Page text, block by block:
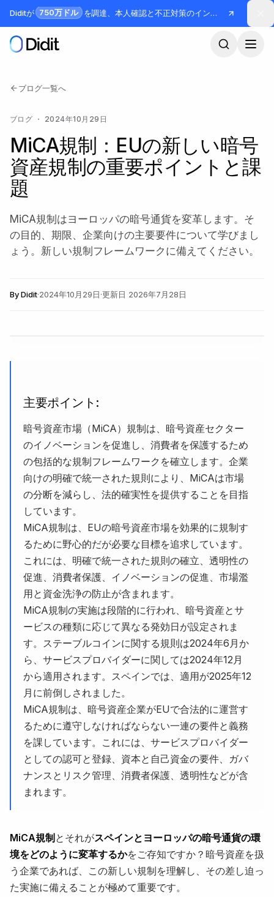
メインコンテンツへスキップ
Diditが 750万ドル を調達、本人確認と不正対策のインフラを構築
ブログ一覧へ
ブログ ・ 2024年10月29日
MiCA規制：EUの新しい暗号
資産規制の重要ポイントと課
題
MiCA規制はヨーロッパの暗号通貨を変革します。そ
の目的、期限、企業向けの主要要件について学びまし
ょう。新しい規制フレームワークに備えてください。
ByDidit·2024年10月29日·更新日 2026年7月28日
主要ポイント:
暗号資産市場（MiCA）規制は、暗号資産セクター
のイノベーションを促進し、消費者を保護するため
の包括的な規制フレームワークを確立します。企業
向けの明確で統一された規則により、MiCAは市場
の分断を減らし、法的確実性を提供することを目指
しています。
MiCA規制は、EUの暗号資産市場を効果的に規制す
るために野心的だが必要な目標を追求しています。
これには、明確で統一された規則の確立、透明性の
促進、消費者保護、イノベーションの促進、市場濫
用と資金洗浄の防止が含まれます。
MiCA規制の実施は段階的に行われ、暗号資産とサ
ービスの種類に応じて異なる発効日が設定されま
す。ステーブルコインに関する規則は2024年6月か
ら、サービスプロバイダーに関しては2024年12月
から適用されます。スペインでは、適用が2025年12
月に前倒しされました。
MiCA規制は、暗号資産企業がEUで合法的に運営す
るために遵守しなければならない一連の要件と義務
を課しています。これには、サービスプロバイダー
としての認可と登録、資本と自己資金の要件、ガバ
ナンスとリスク管理、消費者保護、透明性などが含
まれます。
MiCA規制とそれがスペインとヨーロッパの暗号通貨の環
境をどのように変革するかをご存知ですか？暗号資産を扱
う企業であれば、この新しい規制を理解し、その差し迫っ
た実施に備えることが極めて重要です。